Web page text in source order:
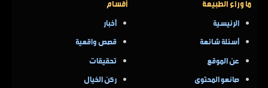
الرئيسية
أسئلة شائعة
عن الموقع
صانعو المحتوى
أخبار
قصص واقعية
تحقيقات
ركن الخيال